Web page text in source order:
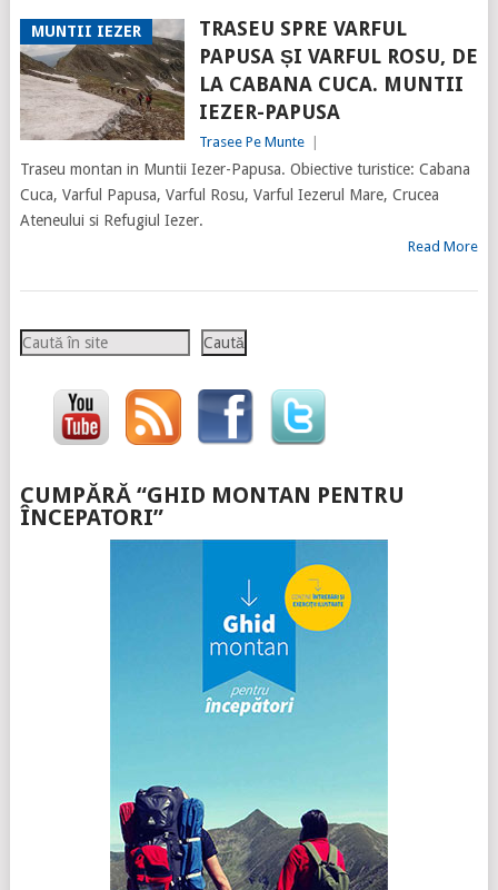
MUNTII IEZER
TRASEU SPRE VARFUL
PAPUSA ȘI VARFUL ROSU, DE
LA CABANA CUCA. MUNTII
IEZER-PAPUSA
Trasee Pe Munte
Traseu montan in Muntii Iezer-Papusa. Obiective turistice: Cabana
Cuca, Varful Papusa, Varful Rosu, Varful Iezerul Mare, Crucea
Ateneului si Refugiul Iezer.
Read More
Caută Caută
CUMPĂRĂ “GHID MONTAN PENTRU
ÎNCEPATORI”